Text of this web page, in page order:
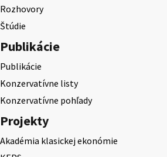
Rozhovory
Štúdie
Publikácie
Publikácie
Konzervatívne listy
Konzervatívne pohľady
Projekty
Akadémia klasickej ekonómie